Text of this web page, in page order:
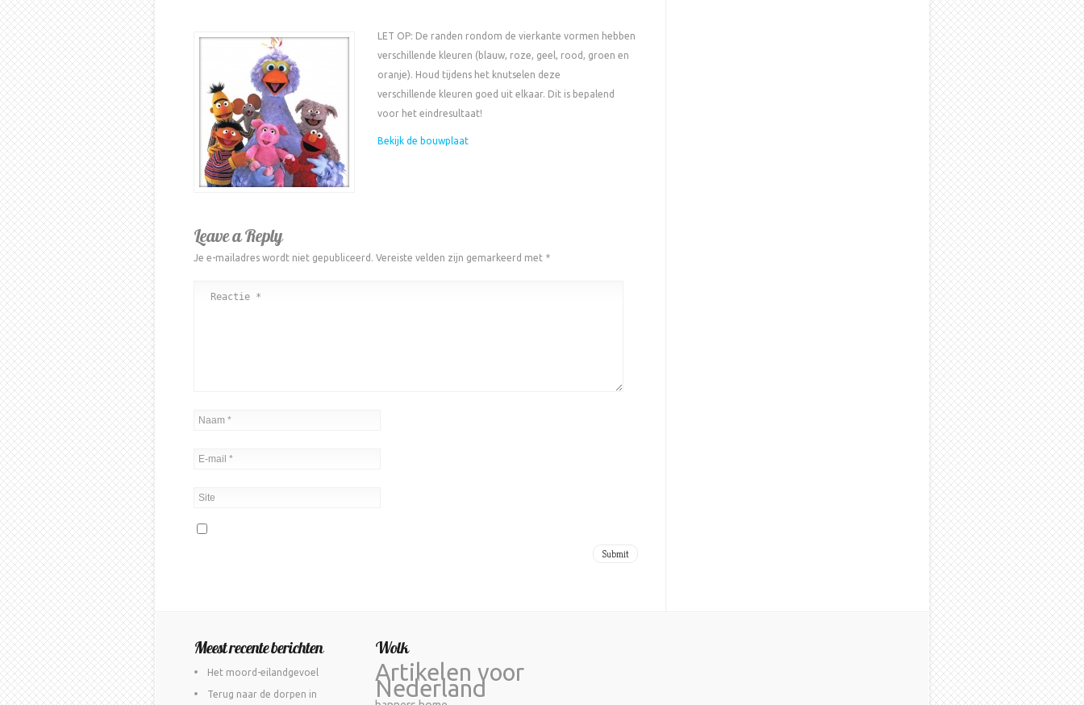
LET OP: De randen rondom de vierkante vormen hebben
verschillende kleuren (blauw, roze, geel, rood, groen en
oranje). Houd tijdens het knutselen deze
verschillende kleuren goed uit elkaar. Dit is bepalend
voor het eindresultaat!
Bekijk de bouwplaat
Leave a Reply
Je e-mailadres wordt niet gepubliceerd. Vereiste velden zijn gemarkeerd met *
Meest recente berichten
Het moord-eilandgevoel
Terug naar de dorpen in
Wolk
Artikelen voor
Nederland